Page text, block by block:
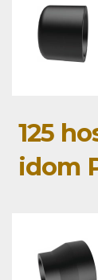
125
idom